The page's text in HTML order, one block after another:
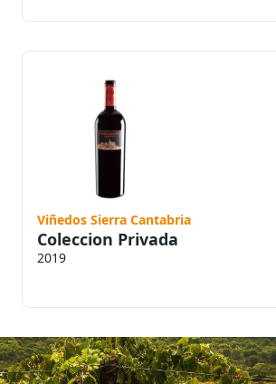
Viñedos Sierra Cantabria
Coleccion Privada
2019